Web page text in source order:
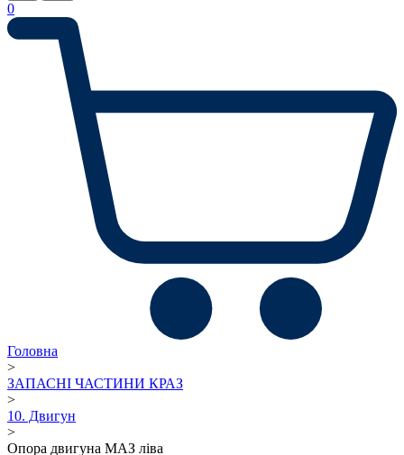
0
Головна
>
ЗАПАСНІ ЧАСТИНИ КРАЗ
>
10. Двигун
>
Опора двигуна МАЗ ліва